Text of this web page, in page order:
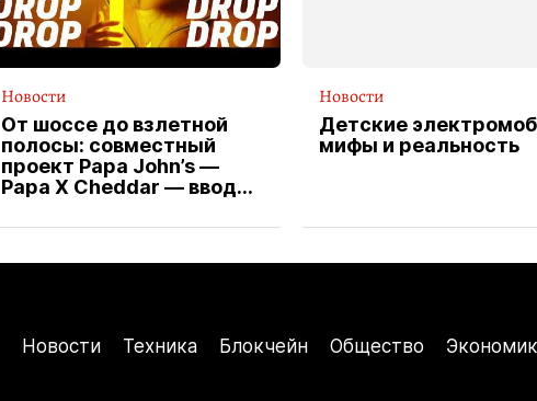
Новости
От шоссе до взлетной
полосы: совместный
проект Papa John’s —
Papa X Cheddar — вводит
водителя службы
Новости
Детские
мифы и реальность
Новости Техника Блокчейн Общество